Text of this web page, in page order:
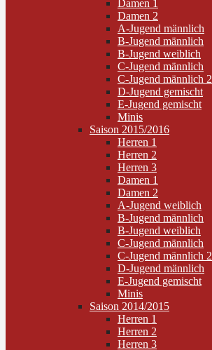
Damen 1
Damen 2
A-Jugend männlich
B-Jugend männlich
B-Jugend weiblich
C-Jugend männlich
C-Jugend männlich 2
D-Jugend gemischt
E-Jugend gemischt
Minis
Saison 2015/2016
Herren 1
Herren 2
Herren 3
Damen 1
Damen 2
A-Jugend weiblich
B-Jugend männlich
B-Jugend weiblich
C-Jugend männlich
C-Jugend männlich 2
D-Jugend männlich
E-Jugend gemischt
Minis
Saison 2014/2015
Herren 1
Herren 2
Herren 3